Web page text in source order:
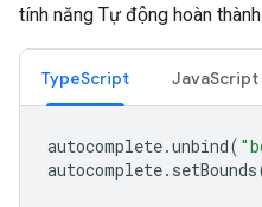
tính năng Tự động hoàn
TypeScript JavaScript
autocomplete.unbind(
autocomplete. setBounds